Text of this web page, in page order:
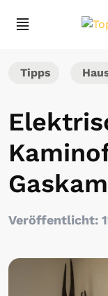
Tipps
Veröffentlicht: